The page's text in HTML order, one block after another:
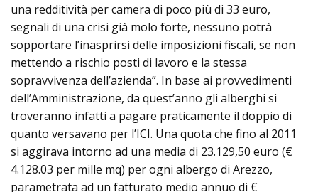
una redditività per camera di poco più di 33 euro,
segnali di una crisi già molo forte, nessuno potrà
sopportare l’inasprirsi delle imposizioni fiscali, se non
mettendo a rischio posti di lavoro e la stessa
sopravvivenza dell’azienda”. In base ai provvedimenti
dell’Amministrazione, da quest’anno gli alberghi si
troveranno infatti a pagare praticamente il doppio di
quanto versavano per l’ICI. Una quota che fino al 2011
si aggirava intorno ad una media di 23.129,50 euro (€
4.128.03 per mille mq) per ogni albergo di Arezzo,
parametrata ad un fatturato medio annuo di €